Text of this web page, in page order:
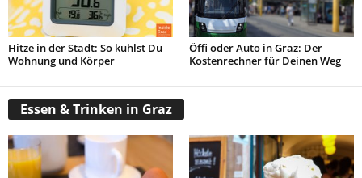
Hitze in der Stadt: So kühlst Du
Wohnung und Körper
Öffi oder Auto in Graz: Der
Kostenrechner für Deinen Weg
Essen & Trinken in Graz